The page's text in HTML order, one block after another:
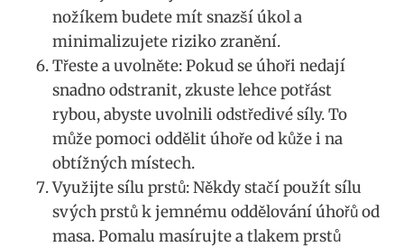
nožíkem budete mít snazší úkol a
minimalizujete riziko zranění.
Třeste a uvolněte: Pokud se úhoři nedají
snadno odstranit, zkuste lehce potřást
rybou, abyste uvolnili odstředivé síly. To
může pomoci oddělit úhoře od kůže i na
obtížných místech.
Využijte sílu prstů: Někdy stačí použít sílu
svých prstů k jemnému oddělování úhořů od
masa. Pomalu masírujte a tlakem prstů